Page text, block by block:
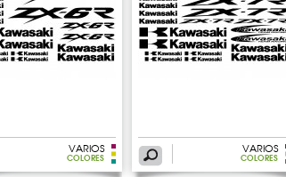
VARIOS
COLORES
VARIOS
COLORES